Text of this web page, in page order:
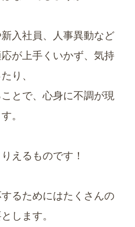
入社員、人事異動など
が上手くいかず、気持
り、
とで、心身に不調が現
。
えるものです！
るためにはたくさんの
します。